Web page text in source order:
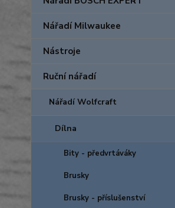
Nářadí Milwaukee
Nástroje
Ruční nářadí
Nářadí Wolfcraft
Dílna
Bity - předvrtáváky
Brusky
Brusky - příslušenství